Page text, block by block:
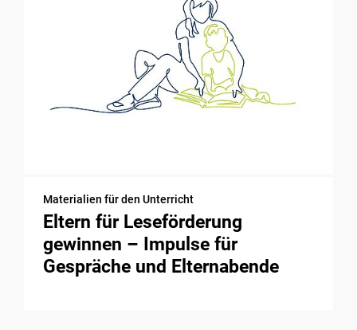
Materialien für den Unterricht
Eltern für Leseförderung
gewinnen – Impulse für
Gespräche und Elternabende